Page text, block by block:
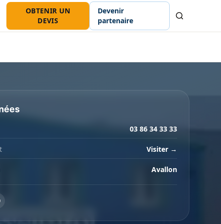
OBTENIR UN
DEVIS
Devenir
partenaire
03 86 34 33 33
Visiter →
Avallon